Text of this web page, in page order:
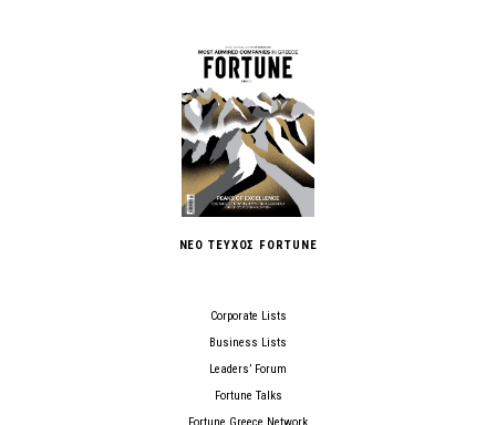
ΝΕΟ ΤΕΥΧΟΣ FORTUNE
Corporate Lists
Business Lists
Leaders’ Forum
Fortune Talks